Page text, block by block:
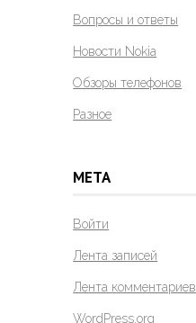
Вопросы и ответы
Новости Nokia
Обзоры телефонов
Разное
МЕТА
Войти
Лента записей
Лента комментариев
WordPress.org